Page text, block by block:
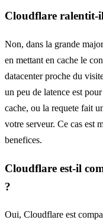
Cloudflare ralentit-
Non, dans la grande
en mettant en cache le
datacenter proche du
un peu de latence est
cache, ou la requete fait
votre serveur. Ce cas est
benefices.
Cloudflare est-il
?
Oui, Cloudflare est